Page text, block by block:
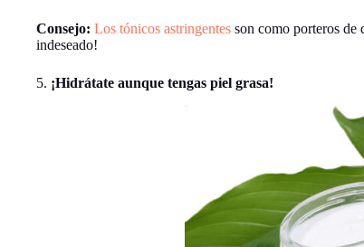
Consejo: Los tónicos astringentes son como porteros de
indeseado!
5. ¡Hidrátate aunque tengas piel grasa!